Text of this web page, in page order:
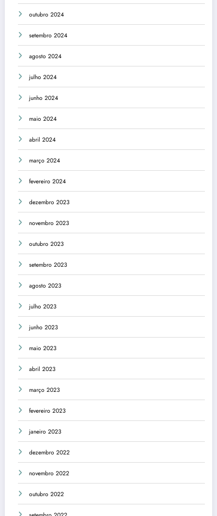
outubro 2024
setembro 2024
agosto 2024
julho 2024
junho 2024
maio 2024
abril 2024
março 2024
fevereiro 2024
dezembro 2023
novembro 2023
outubro 2023
setembro 2023
agosto 2023
julho 2023
junho 2023
maio 2023
abril 2023
março 2023
fevereiro 2023
janeiro 2023
dezembro 2022
novembro 2022
outubro 2022